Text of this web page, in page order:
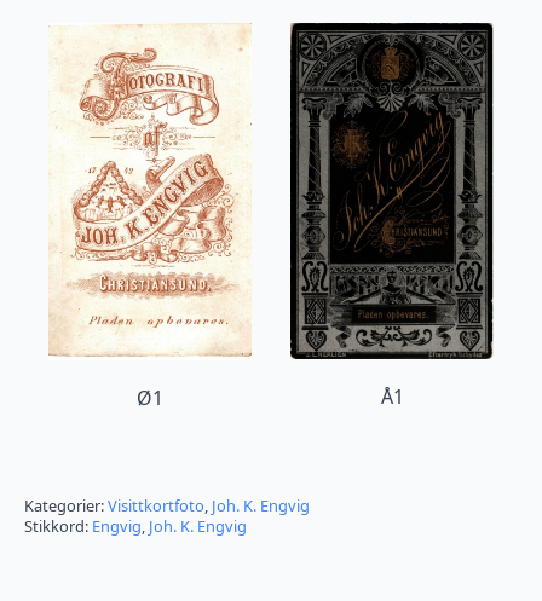
Ø1 Å1
Kategorier:Visittkortfoto, Joh. K. Engvig
Stikkord: Engvig, Joh. K. Engvig